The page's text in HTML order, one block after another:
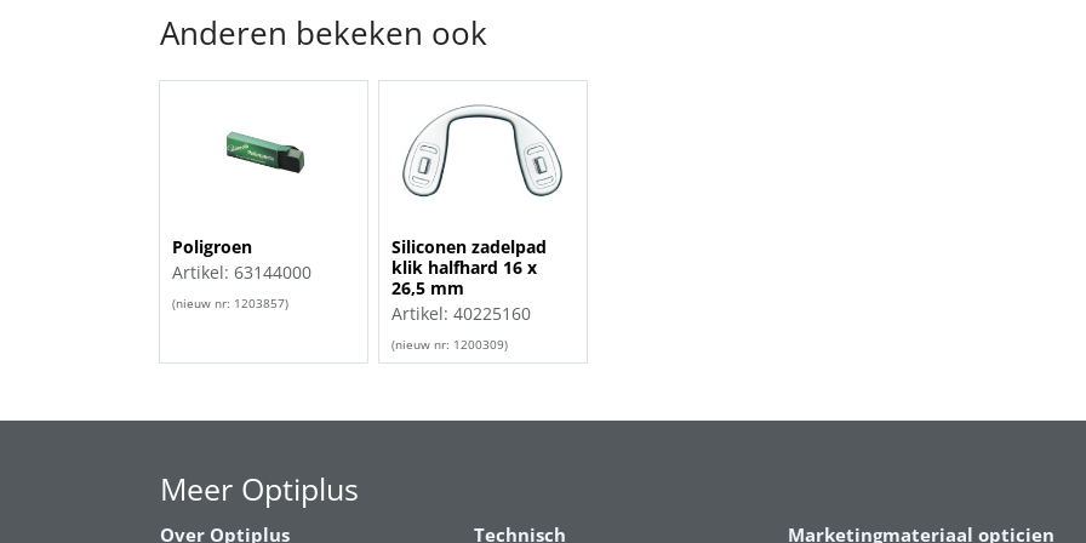
Anderen bekeken ook
Poligroen
Artikel: 63144000
(nieuw nr: 1203857)
Siliconen zadelpad
klik halfhard 16 x
26,5 mm
Artikel: 40225160
(nieuw nr: 1200309)
Meer Optiplus
Over Optiplus Technisch Marketingmateriaal opticien